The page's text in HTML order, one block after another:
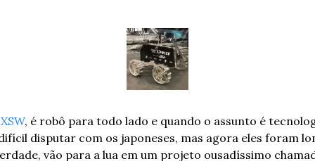
, é robô para todo lado e quando o assunto é
disputar com os japoneses, mas agora eles foram